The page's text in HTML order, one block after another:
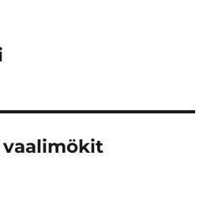
vaalimökit